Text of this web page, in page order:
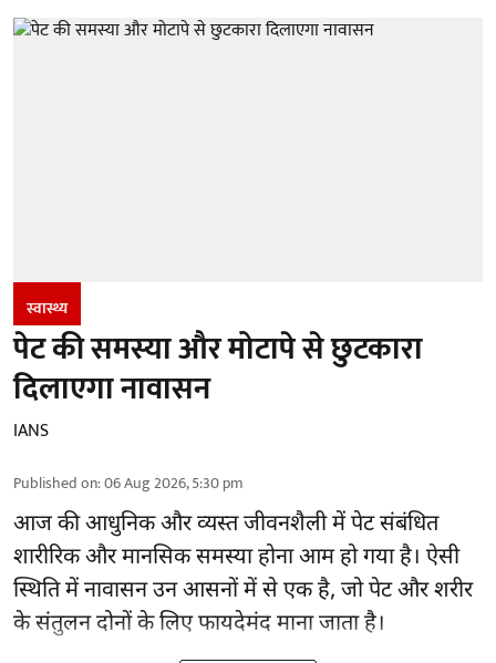
स्वास्थ्य
पेट की समस्या और मोटापे से छुटकारा
दिलाएगा नावासन
IANS
Published on:06 Aug 2026, 5:30 pm
आज की आधुनिक और व्यस्त जीवनशैली में पेट संबंधित
शारीरिक और मानसिक समस्या होना आम हो गया है। ऐसी
स्थिति में नावासन उनआसनोंमें से एक है, जो पेट और शरीर
के संतुलन दोनों के लिए फायदेमंद माना जाता है।